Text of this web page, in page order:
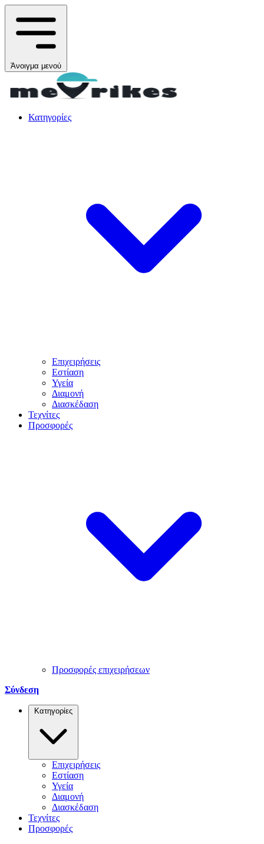
Άνοιγμα μενού
Κατηγορίες
Επιχειρήσεις
Εστίαση
Υγεία
Διαμονή
Διασκέδαση
Τεχνίτες
Προσφορές
Προσφορές επιχειρήσεων
Σύνδεση
Κατηγορίες
Επιχειρήσεις
Εστίαση
Υγεία
Διαμονή
Διασκέδαση
Τεχνίτες
Προσφορές